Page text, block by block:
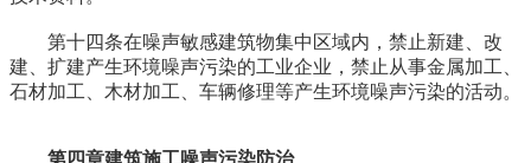
第十四条在噪声敏感建筑物集中区域内，禁止新建、改
建、扩建产生环境噪声污染的工业企业，禁止从事金属加工、
石材加工、木材加工、车辆修理等产生环境噪声污染的活动。
第四章建筑施工噪声污染防治